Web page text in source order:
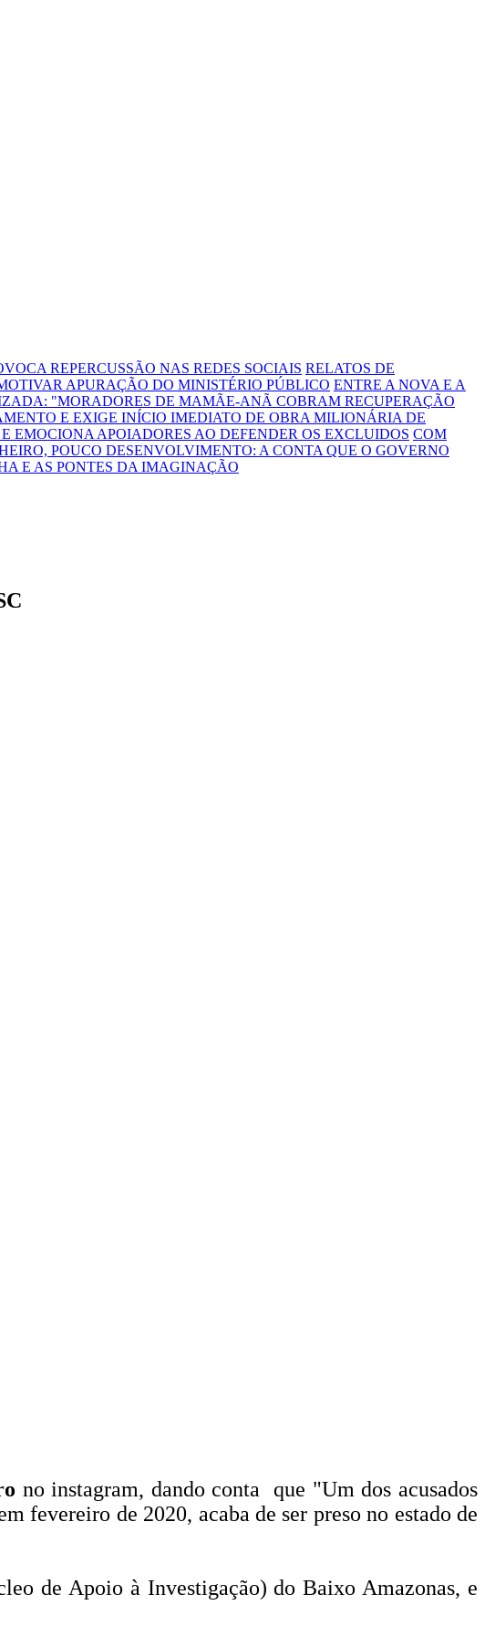
REPERCUSSÃO NAS REDES SOCIAIS RELATOS DE
APURAÇÃO DO MINISTÉRIO PÚBLICO ENTRE A NOVA E A
"MORADORES DE MAMÃE-ANÃ COBRAM RECUPERAÇÃO
E EXIGE INÍCIO IMEDIATO DE OBRA MILIONÁRIA DE
APOIADORES AO DEFENDER OS EXCLUIDOS COM
POUCO DESENVOLVIMENTO: A CONTA QUE O GOVERNO
E AS PONTES DA IMAGINAÇÃO
no instagram, dando conta que "Um dos acusados
fevereiro de 2020, acaba de ser preso no estado de
de Apoio à Investigação) do Baixo Amazonas, e